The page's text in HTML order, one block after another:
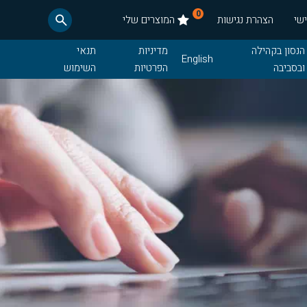
הצהרת נגישות 0 המוצרים שלי
הנסון בקהילה
ובסביבה
English
מדיניות
הפרטיות
תנאי
השימוש